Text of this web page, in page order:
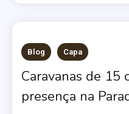
Blog Capa
Caravanas de 15
presença na